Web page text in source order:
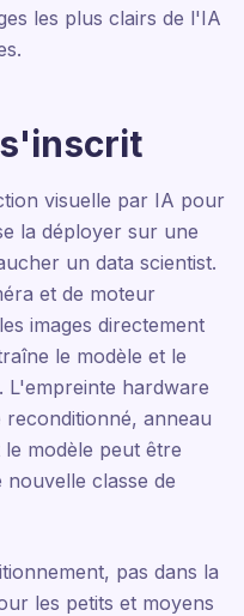
les plus clairs de l'IA
s'inscrit
visuelle par IA pour
la déployer sur une
un data scientist.
et de moteur
images directement
le modèle et le
L'empreinte hardware
reconditionné, anneau
modèle peut être
classe de
pas dans la
les petits et moyens